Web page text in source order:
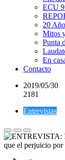
ECU
20
Mitos
Punta
En
Contacto
2019/05/30
2181
Entrevistas